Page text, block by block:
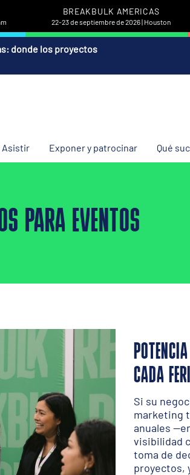
BREAKBULK AMERICAS
22-23 de septiembre de 2026 | Houston
donde los proyectos
Asistir Exponer y patrocinar Qué
PARA EVENTOS
CADA
Si su
marketing
anuales
visibilidad
toma de
proyectos,